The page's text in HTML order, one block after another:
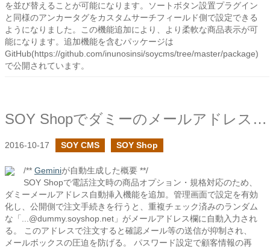
を並び替えることが可能になります。ソートボタン設置プラグイン
と同様のアンカータグをカスタムサーチフィールド側で設定できる
ようになりました。この機能追加により、より柔軟な商品表示が可
能になります。追加機能を含むパッケージは
GitHub(https://github.com/inunosinsi/soycms/tree/master/package)
で公開されています。
SOY Shopでダミーのメールアドレスを挿入する設定を追加しました
2016-10-17 SOY CMS SOY Shop
/** Geminiが自動生成した概要 **/
SOY Shopで電話注文時の商品オプション・規格対応のため、
ダミーメールアドレス自動挿入機能を追加。管理画面で設定を有効
化し、公開側で注文手続きを行うと、重複チェック済みのランダム
な「...@dummy.soyshop.net」がメールアドレス欄に自動入力され
る。 このアドレスで注文すると確認メール等の送信が抑制され、
メールボックスの圧迫を防げる。 パスワード設定で顧客情報の再